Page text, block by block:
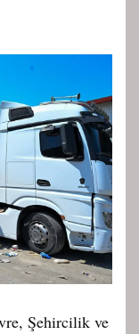
Şehircilik ve